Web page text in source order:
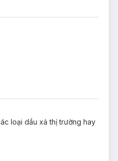
loại dầu xả thị trường hay